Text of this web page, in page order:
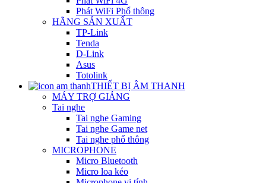
Phát WiFi Phổ thông
HÃNG SẢN XUẤT
TP-Link
Tenda
D-Link
Asus
Totolink
THIẾT BỊ ÂM THANH
MÁY TRỢ GIẢNG
Tai nghe
Tai nghe Gaming
Tai nghe Game net
Tai nghe phổ thông
MICROPHONE
Micro Bluetooth
Micro loa kéo